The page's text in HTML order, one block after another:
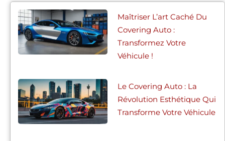
Maîtriser L’art Caché Du
Covering Auto :
Transformez Votre
Véhicule !
Le Covering Auto : La
Révolution Esthétique Qui
Transforme Votre Véhicule